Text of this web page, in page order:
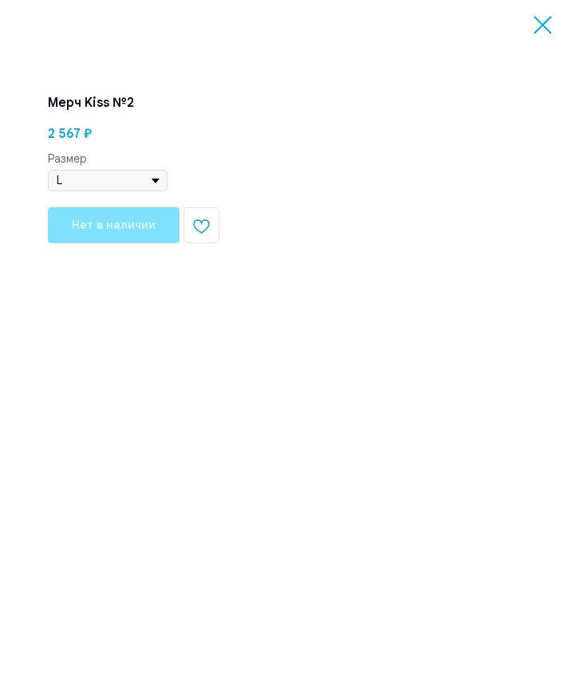
Мерч Kiss №2
2 567 ₽
Размер
Нет в наличии